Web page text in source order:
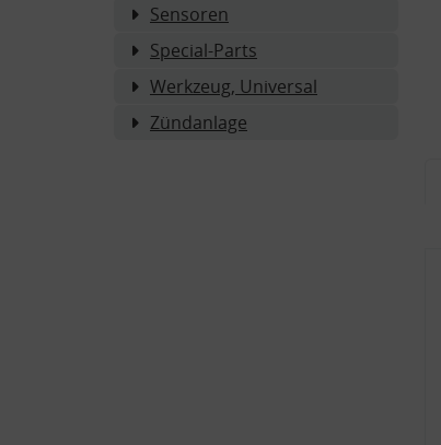
Sensoren
Special-Parts
Werkzeug, Universal
Zündanlage